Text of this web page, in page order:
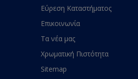
Εύρεση Καταστήματος
Επικοινωνία
Τα νέα μας
Χρωματική Πιστότητα
Sitemap